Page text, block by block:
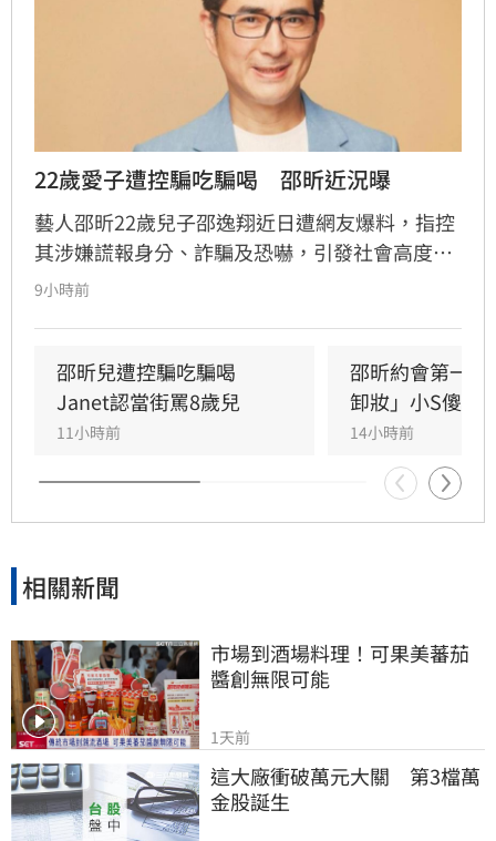
22歲愛子遭控騙吃騙喝　邵昕近況曝
藝人邵昕22歲兒子邵逸翔近日遭網友爆料，指控
其涉嫌謊報身分、詐騙及恐嚇，引發社會高度關
注。隨著風波延燒，邵昕的近況也隨之曝光，據
品團購生意。林品妤
9小時前
邵昕兒遭控騙吃騙喝
Janet認當街罵8歲兒
11小時前
邵昕約會第一
卸妝」小S傻眼
14小時前
相關新聞
市場到酒場料理！可果美蕃茄
醬創無限可能
1天前
這大廠衝破萬元大關　第3檔萬
金股誕生